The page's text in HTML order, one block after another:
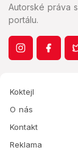
Autorské práva
portálu.
Koktejl
O nás
Kontakt
Reklama